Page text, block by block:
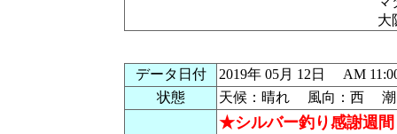
大
データ日付
2019年 05月 12日 AM
状態
天候：晴れ 風向：西 潮
★シルバー釣り感謝週